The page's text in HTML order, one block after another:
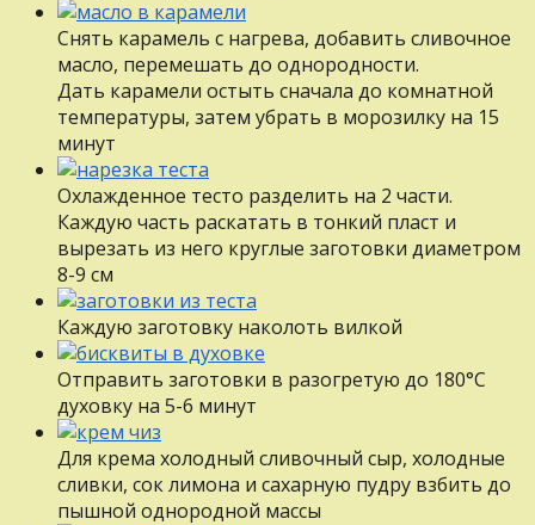
Снять карамель с нагрева, добавить сливочное
масло, перемешать до однородности.
Дать карамели остыть сначала до комнатной
температуры, затем убрать в морозилку на 15
минут
Охлажденное тесто разделить на 2 части.
Каждую часть раскатать в тонкий пласт и
вырезать из него круглые заготовки диаметром
8-9 см
Каждую заготовку наколоть вилкой
Отправить заготовки в разогретую до 180°С
духовку на 5-6 минут
Для крема холодный сливочный сыр, холодные
сливки, сок лимона и сахарную пудру взбить до
пышной однородной массы